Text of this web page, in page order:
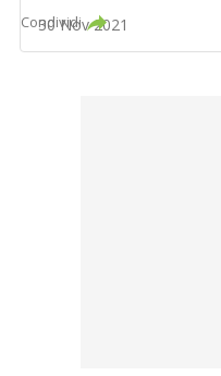
30 Nov 2021
Condividi